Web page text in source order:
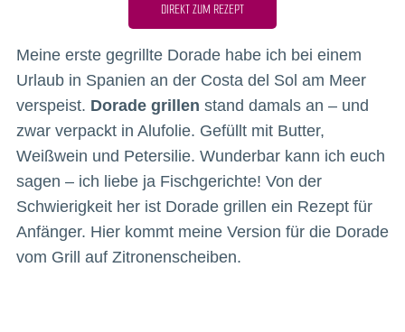
DIREKT ZUM REZEPT
Meine erste gegrillte Dorade habe ich bei einem
Urlaub in Spanien an der Costa del Sol am Meer
verspeist. Dorade grillen stand damals an – und
zwar verpackt in Alufolie. Gefüllt mit Butter,
Weißwein und Petersilie. Wunderbar kann ich euch
sagen – ich liebe ja Fischgerichte! Von der
Schwierigkeit her ist Dorade grillen ein Rezept für
Anfänger. Hier kommt meine Version für die Dorade
vom Grill auf Zitronenscheiben.